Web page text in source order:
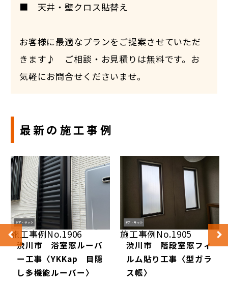
■ 天井・壁クロス貼替え
お客様に最適なプランをご提案させていただ
きます♪ ご相談・お見積りは無料です。お
気軽にお問合せくださいませ。
最新の施工事例
ドア・サッシ
施工事例No.1906
渋川市 浴室窓ルーバ
ー工事〈YKKap 目隠
し多機能ルーバー〉
ドア・サッシ
施工事例No.1905
渋川市 階段室窓フィ
ルム貼り工事〈型ガラ
ス帳〉